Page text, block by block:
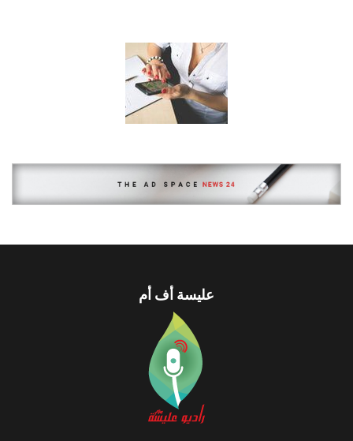
عليسة أف أم